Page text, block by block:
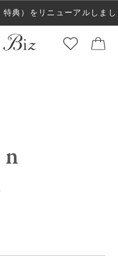
典）をリニューアルしまし